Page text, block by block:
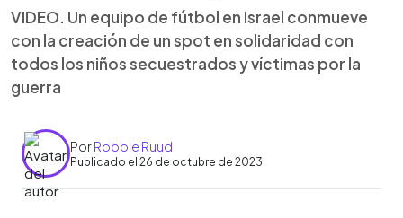
VIDEO. Un equipo de fútbol en Israel conmueve
con la creación de un spot en solidaridad con
todos los niños secuestrados y víctimas por la
guerra
PorRobbie Ruud
Publicado el 26 de octubre de 2023